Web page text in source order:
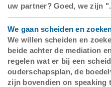
uw partner?Goed, we zijn
We gaan scheiden en
We willen scheiden en
beide achter de mediation
regelen wat er bij een
ouderschapsplan, de
zijn bovendien on speaking